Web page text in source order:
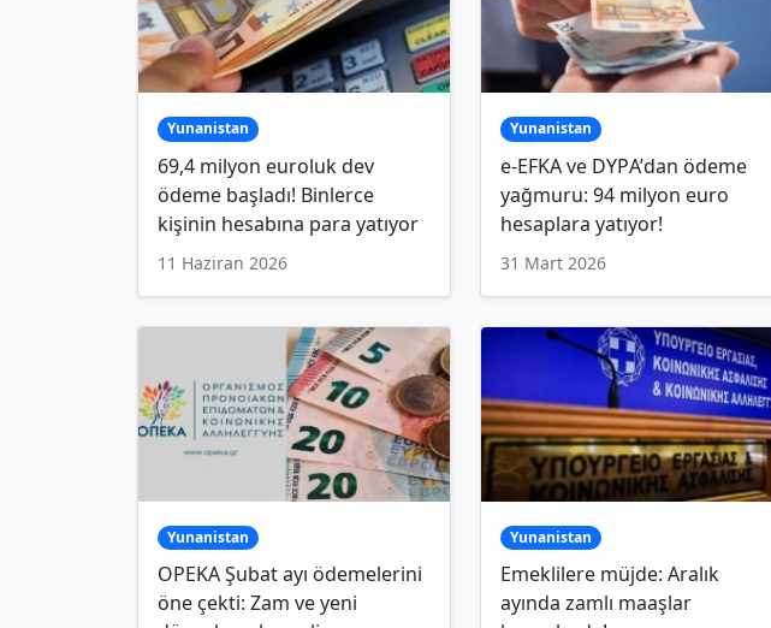
Yunanistan
69,4 milyon euroluk dev
ödeme başladı! Binlerce
kişinin hesabına para yatıyor
11 Haziran 2026
Yunanistan
e-ΕFΚΑ ve DΥPΑ’dan ödeme
yağmuru: 94 milyon euro
hesaplara yatıyor!
31 Mart 2026
Yunanistan
OPEKA Şubat ayı ödemelerini
öne çekti: Zam ve yeni
Yunanistan
Emeklilere müjde: Aralık
ayında zamlı maaşlar